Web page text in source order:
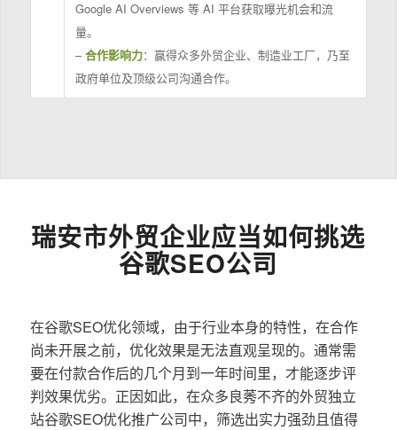
Google AI Overviews 等 AI 平台获取曝光机会和流
量。
–合作影响力：赢得众多外贸企业、制造业工厂，乃至
政府单位及顶级公司沟通合作。
瑞安市外贸企业应当如何挑选
谷歌SEO公司
在谷歌SEO优化领域，由于行业本身的特性，在合作
尚未开展之前，优化效果是无法直观呈现的。通常需
要在付款合作后的几个月到一年时间里，才能逐步评
判效果优劣。正因如此，在众多良莠不齐的外贸独立
站谷歌SEO优化推广公司中，筛选出实力强劲且值得